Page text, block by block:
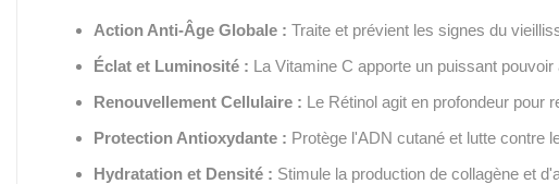
Action Anti-Âge Globale : Traite et prévient les signes du
Éclat et Luminosité : La Vitamine C apporte un puissant
Renouvellement Cellulaire : Le Rétinol agit en profondeur pour
Protection Antioxydante : Protège l'ADN cutané et lutte contre
Hydratation et Densité : Stimule la production de collagène et